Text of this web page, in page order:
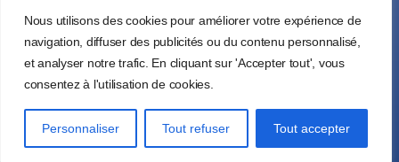
Nous utilisons des cookies pour améliorer votre expérience de
navigation, diffuser des publicités ou du contenu personnalisé,
et analyser notre trafic. En cliquant sur 'Accepter tout', vous
consentez à l'utilisation de cookies.
Personnaliser Tout refuser Tout accepter
8h30 à 12h30 et de 14h00 à 17h00
© 2026 • Tous droits réservés •Mentions Légales